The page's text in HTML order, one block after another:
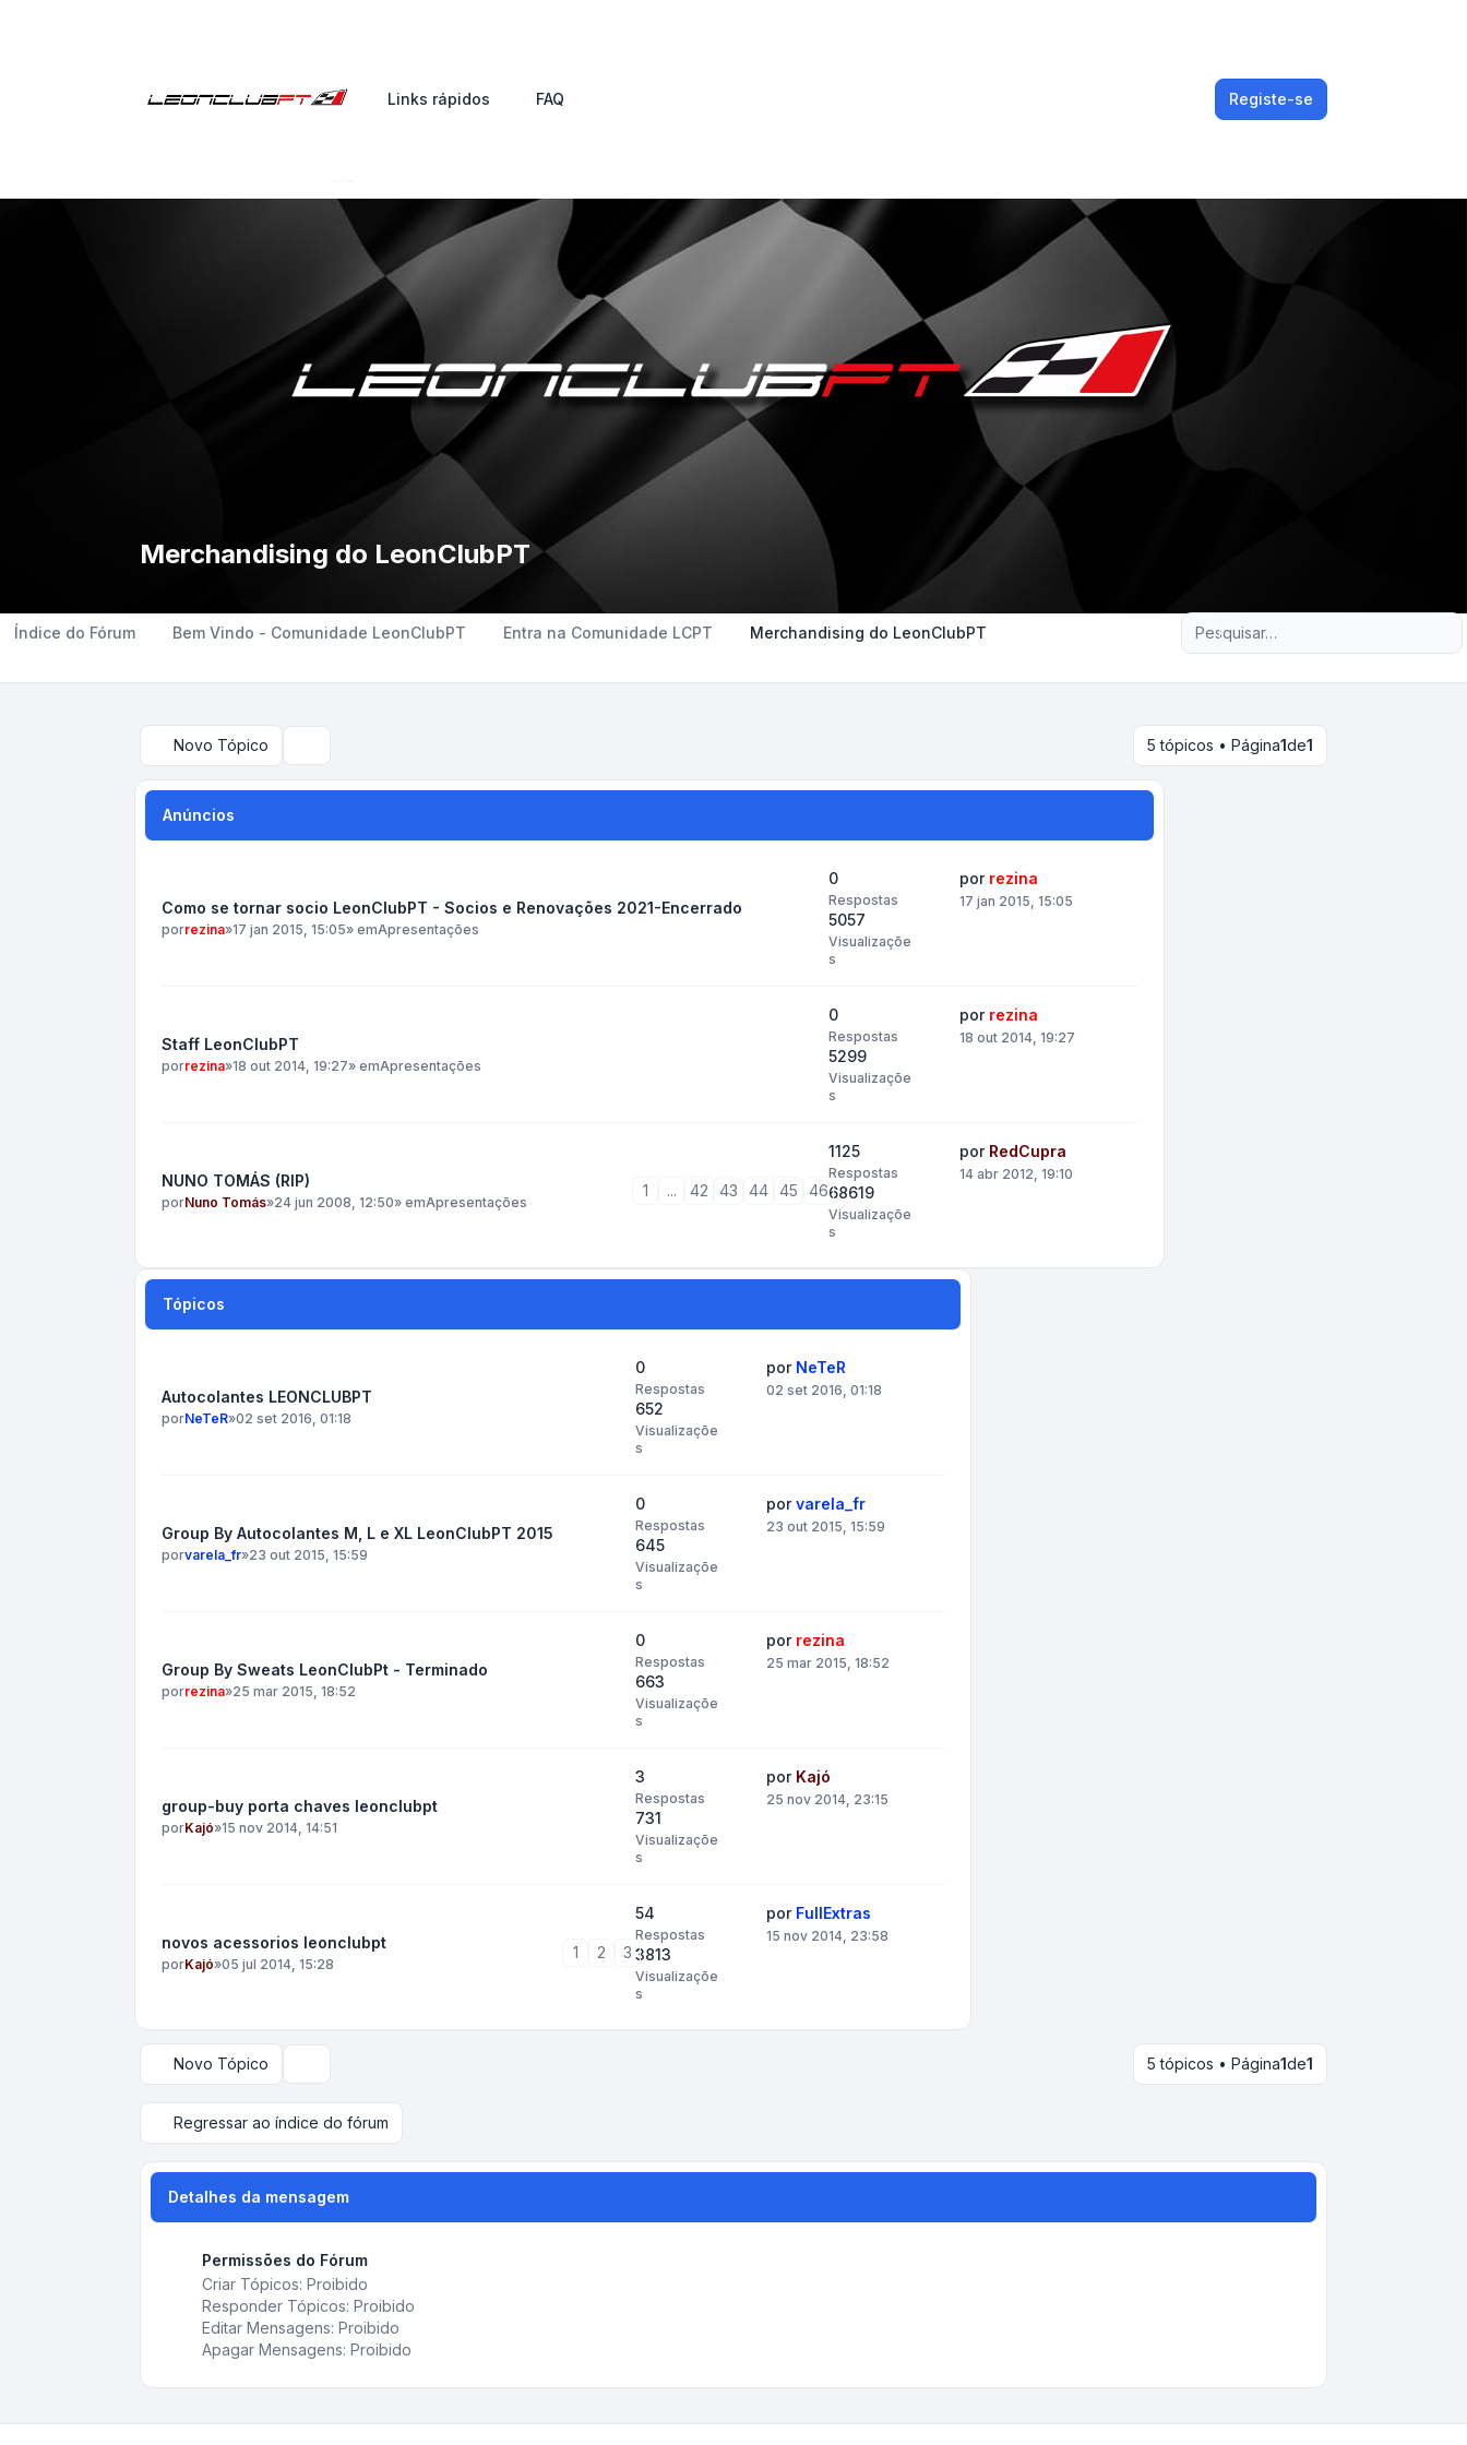
Links rápidos FAQ Registe-se
Merchandising do LeonClubPT
Índice do Fórum Bem Vindo - Comunidade LeonClubPT Entra na Comunidade LCPT Merchandising do LeonClubPT Pesquisa avançada
Novo Tópico 5 tópicos • Página1de1
Anúncios
Como se tornar socio LeonClubPT - Socios e Renovações 2021-Encerrado
porrezina»17 jan 2015, 15:05» emApresentações
0
Respostas
5057
Visualizaçõe
s
por rezina
17 jan 2015, 15:05
Staff LeonClubPT
porrezina»18 out 2014, 19:27» emApresentações
0
Respostas
5299
Visualizaçõe
s
por rezina
18 out 2014, 19:27
NUNO TOMÁS (RIP)
porNuno Tomás»24 jun 2008, 12:50» emApresentações
1 ... 42 43 44 45 46
1125
Respostas
68619
Visualizaçõe
s
por RedCupra
14 abr 2012, 19:10
Tópicos
Autocolantes LEONCLUBPT
porNeTeR»02 set 2016, 01:18
0
Respostas
652
Visualizaçõe
s
por NeTeR
02 set 2016, 01:18
Group By Autocolantes M, L e XL LeonClubPT 2015
porvarela_fr»23 out 2015, 15:59
0
Respostas
645
Visualizaçõe
s
porvarela_fr
23 out 2015, 15:59
Group By Sweats LeonClubPt‬ - Terminado
porrezina»25 mar 2015, 18:52
0
Respostas
663
Visualizaçõe
s
por rezina
25 mar 2015, 18:52
group-buy porta chaves leonclubpt
porKajó»15 nov 2014, 14:51
3
Respostas
731
Visualizaçõe
s
por Kajó
25 nov 2014, 23:15
novos acessorios leonclubpt
porKajó»05 jul 2014, 15:28
1 2 3
54
Respostas
3813
Visualizaçõe
s
por FullExtras
15 nov 2014, 23:58
Novo Tópico 5 tópicos • Página1de1
Regressar ao índice do fórum
Detalhes da mensagem
Permissões do Fórum
Criar Tópicos: Proibido
Responder Tópicos: Proibido
Editar Mensagens: Proibido
Apagar Mensagens: Proibido